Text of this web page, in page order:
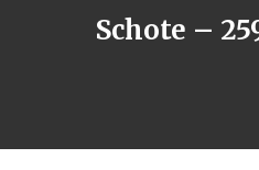
Schote –